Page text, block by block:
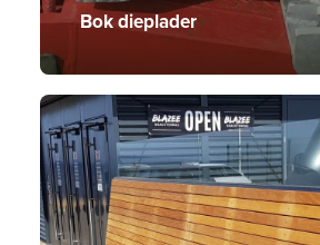
Bok dieplader